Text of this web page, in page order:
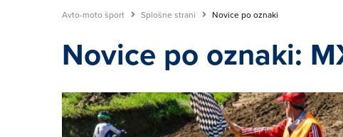
Avto-moto šport Splošne strani Novice po oznaki
Novice po oznaki: